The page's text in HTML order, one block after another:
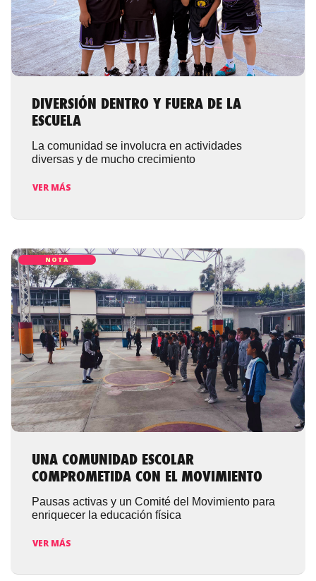
DIVERSIÓN DENTRO Y FUERA DE LA
ESCUELA
La comunidad se involucra en actividades
diversas y de mucho crecimiento
VER MÁS
NOTA
UNA COMUNIDAD ESCOLAR
COMPROMETIDA CON EL MOVIMIENTO
Pausas activas y un Comité del Movimiento para
enriquecer la educación física
VER MÁS